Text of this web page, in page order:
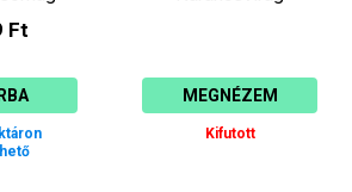
Ft
MEGNÉZEM
Kifutott